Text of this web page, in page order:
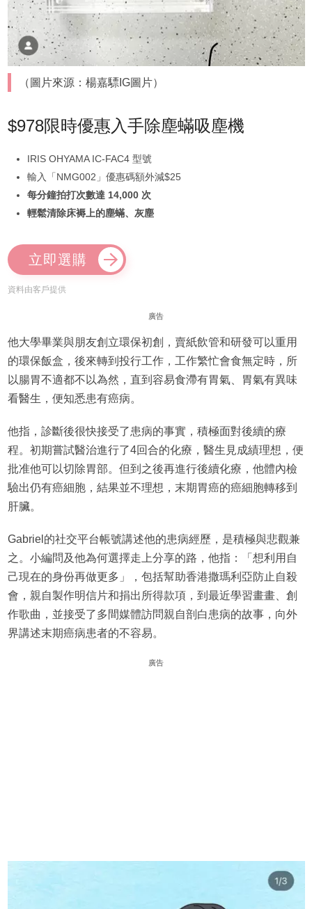
（圖片來源：楊嘉驃IG圖片）
$978限時優惠入手除塵蟎吸塵機
IRIS OHYAMA IC-FAC4 型號
輸入「NMG002」優惠碼額外減$25
每分鐘拍打次數達 14,000 次
輕鬆清除床褥上的塵蟎、灰塵
立即選購
資料由客戶提供
廣告
他大學畢業與朋友創立環保初創，賣紙飲管和研發可以重用
的環保飯盒，後來轉到投行工作，工作繁忙會食無定時，所
以腸胃不適都不以為然，直到容易食滯有胃氣、胃氣有異味
看醫生，便知悉患有癌病。
他指，診斷後很快接受了患病的事實，積極面對後續的療
程。初期嘗試醫治進行了4回合的化療，醫生見成績理想，便
批准他可以切除胃部。但到之後再進行後續化療，他體內檢
驗出仍有癌細胞，結果並不理想，末期胃癌的癌細胞轉移到
肝臟。
Gabriel的社交平台帳號講述他的患病經歷，是積極與悲觀兼
之。小編問及他為何選擇走上分享的路，他指：「想利用自
己現在的身份再做更多」，包括幫助香港撒瑪利亞防止自殺
會，親自製作明信片和捐出所得款項，到最近學習畫畫、創
作歌曲，並接受了多間媒體訪問親自剖白患病的故事，向外
界講述末期癌病患者的不容易。
廣告